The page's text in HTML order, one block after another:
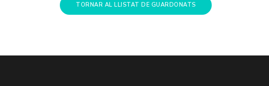
TORNAR AL LLISTAT DE GUARDONATS